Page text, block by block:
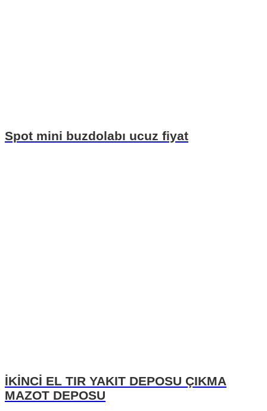
Spot mini buzdolabı ucuz fiyat
İKİNCİ EL TIR YAKIT DEPOSU ÇIKMA
MAZOT DEPOSU